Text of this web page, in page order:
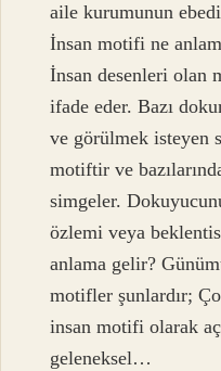
aile kurumunun
İnsan motifi ne
İnsan desenleri olan
ifade eder. Bazı
ve görülmek isteyen
motiftir ve
simgeler.
özlemi veya
anlama gelir?
motifler şunlardır;
insan motifi olarak
geleneksel…